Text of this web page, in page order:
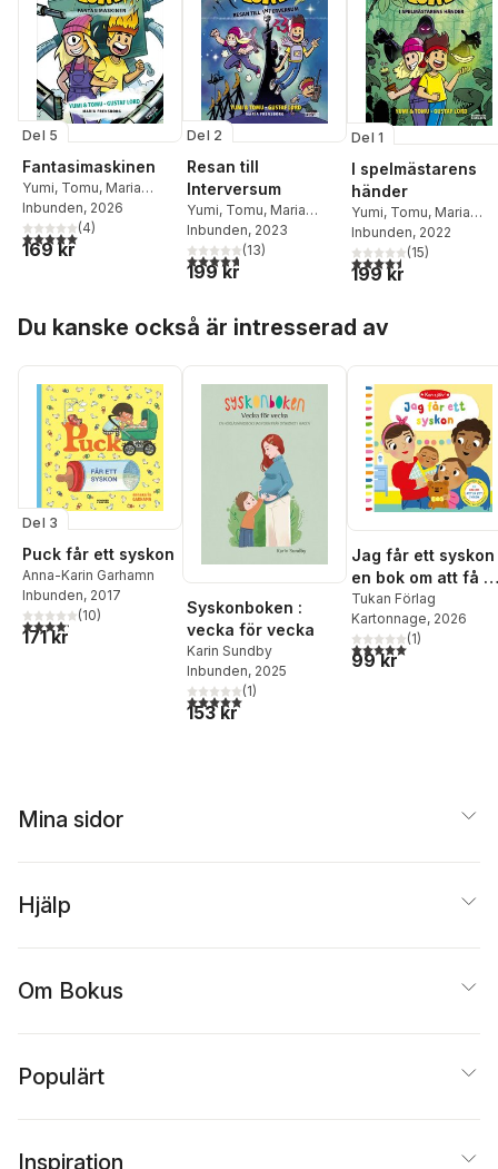
Del 5
Fantasimaskinen
Yumi, Tomu, Maria
Frensborg
Inbunden, 2026
5,0utav 5 stjärnor. Totalt antal röster:
(4)
169 kr
Del 2
Resan till
Interversum
Yumi, Tomu, Maria
Frensborg
Inbunden, 2023
4,7utav 5 stjärnor. Totalt antal röster:
(13)
199 kr
Del 1
I spelmästarens
händer
Yumi, Tomu, Maria
Frensborg
Inbunden, 2022
4,5utav 5 stjärnor.
(15)
199 kr
Du kanske också är intresserad av
Del 3
Puck får ett syskon
Anna-Karin Garhamn
Inbunden, 2017
4,2utav 5 stjärnor. Totalt antal röster:
(10)
171 kr
Syskonboken :
vecka för vecka
Karin Sundby
Inbunden, 2025
5,0utav 5 stjärnor. Totalt antal röster:
(1)
153 kr
Jag får ett syskon
en bok om att få
syskon
Tukan Förlag
Kartonnage, 2026
5,0utav 5 stjärnor.
(1)
99 kr
Mina sidor
Hjälp
Om Bokus
Populärt
Inspiration